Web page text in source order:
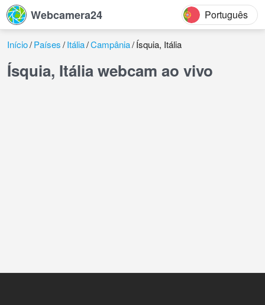
Webcamera24 Português
Início Países Itália Campânia Ísquia, Itália
Ísquia, Itália webcam ao vivo